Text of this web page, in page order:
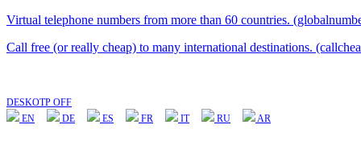
Virtual telephone numbers from more than 60 countries.
Call free (or really cheap) to many international destinations.
DESKOTP OFF
EN
DE ES FR IT RU AR